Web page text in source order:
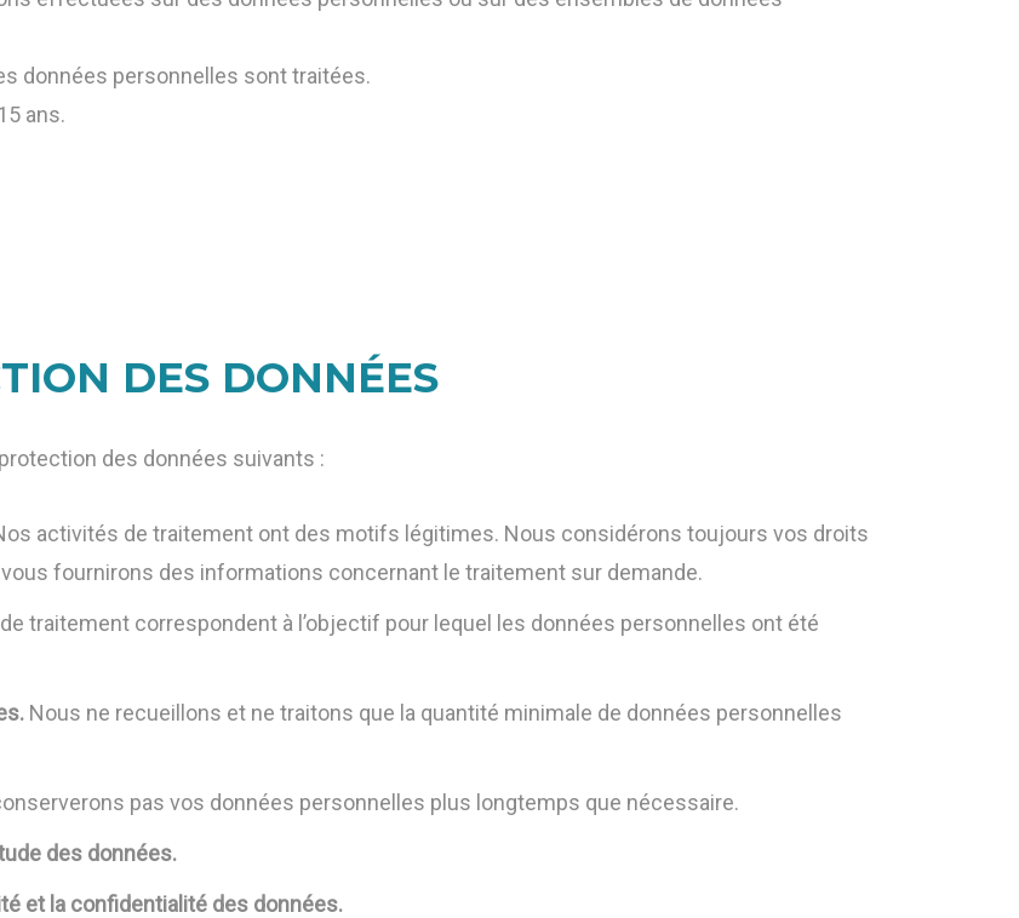
données personnelles sont traitées.
ans.
DES DONNÉES
des données suivants :
activités de traitement ont des motifs légitimes. Nous considérons toujours vos droits
fournirons des informations concernant le traitement sur demande.
traitement correspondent à l’objectif pour lequel les données personnelles ont été
Nous ne recueillons et ne traitons que la quantité minimale de données personnelles
pas vos données personnelles plus longtemps que nécessaire.
des données.
et la confidentialité des données.